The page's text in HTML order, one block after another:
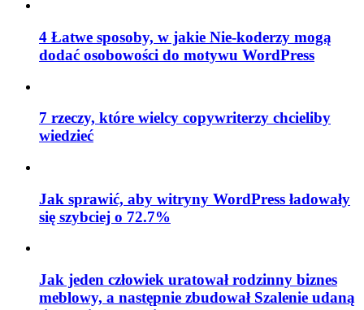
4 Łatwe sposoby, w jakie Nie-koderzy mogą
dodać osobowości do motywu WordPress
7 rzeczy, które wielcy copywriterzy chcieliby
wiedzieć
Jak sprawić, aby witryny WordPress ładowały
się szybciej o 72.7%
Jak jeden człowiek uratował rodzinny biznes
meblowy, a następnie zbudował Szalenie udaną